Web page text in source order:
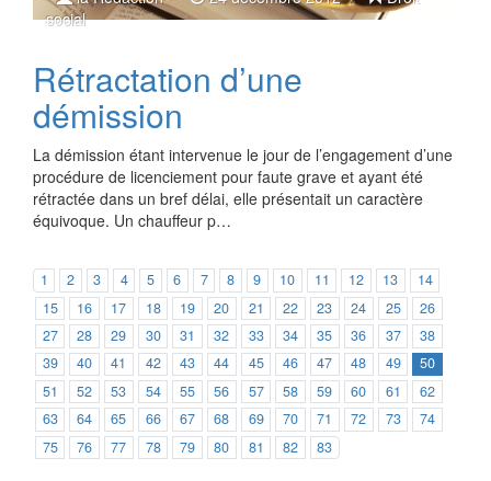
social
Rétractation d’une
démission
La démission étant intervenue le jour de l’engagement d’une
procédure de licenciement pour faute grave et ayant été
rétractée dans un bref délai, elle présentait un caractère
équivoque. Un chauffeur p…
1 2 3 4 5 6 7 8 9 10 11 12 13
14
15
16 17 18 19 20 21 22 23 24 25
26
27
28 29 30 31 32 33 34 35 36 37
38
39
40 41 42 43 44 45 46 47 48 49
50
51
52 53 54 55 56 57 58 59 60 61
62
63
64 65 66 67 68 69 70 71 72 73
74
75
76 77 78 79 80 81 82 83